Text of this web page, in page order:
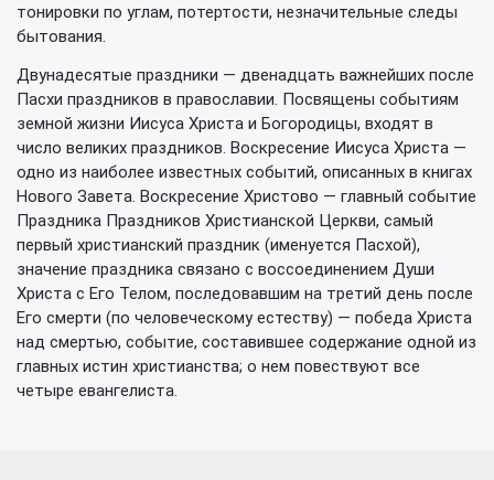
тонировки по углам, потертости, незначительные следы
бытования.
Двунадесятые праздники — двенадцать важнейших после
Пасхи праздников в православии. Посвящены событиям
земной жизни Иисуса Христа и Богородицы, входят в
число великих праздников. Воскресение Иисуса Христа —
одно из наиболее известных событий, описанных в книгах
Нового Завета. Воскресение Христово — главный событие
Праздника Праздников Христианской Церкви, самый
первый христианский праздник (именуется Пасхой),
значение праздника связано с воссоединением Души
Христа с Его Телом, последовавшим на третий день после
Его смерти (по человеческому естеству) — победа Христа
над смертью, событие, составившее содержание одной из
главных истин христианства; о нем повествуют все
четыре евангелиста.